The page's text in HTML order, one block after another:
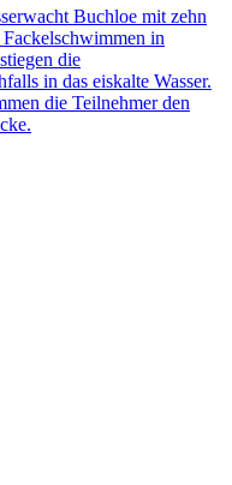
Buchloe mit zehn
in
die
in das eiskalte Wasser.
die Teilnehmer den